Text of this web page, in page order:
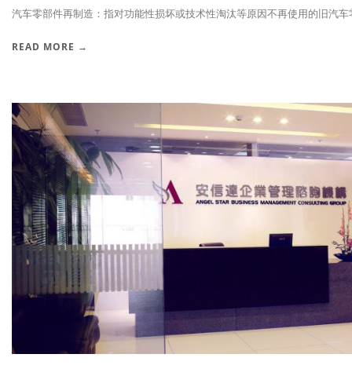
汽车零部件再制造：指对功能性损坏或技术性淘汰等原因不再使用的旧汽车
READ MORE →